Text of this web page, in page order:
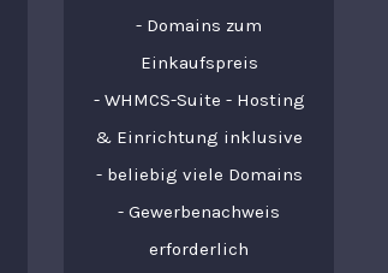
- Domains zum
Einkaufspreis
- WHMCS-Suite - Hosting
& Einrichtung inklusive
- beliebig viele Domains
- Gewerbenachweis
erforderlich